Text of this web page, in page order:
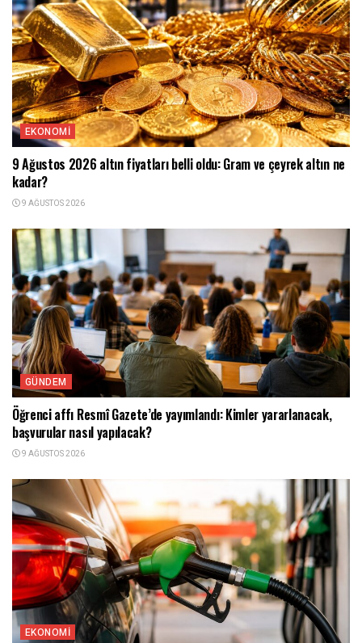
EKONOMI
9 Ağustos 2026 altın fiyatları belli oldu: Gram ve çeyrek altın ne
kadar?
9 AĞUSTOS 2026
GÜNDEM
Öğrenci affı Resmî Gazete’de yayımlandı: Kimler yararlanacak,
başvurular nasıl yapılacak?
9 AĞUSTOS 2026
EKONOMI